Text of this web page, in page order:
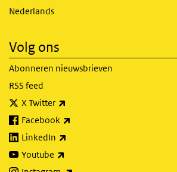
Nederlands
Volg ons
Abonneren nieuwsbrieven
RSS feed
X Twitter
Facebook
LinkedIn
Youtube